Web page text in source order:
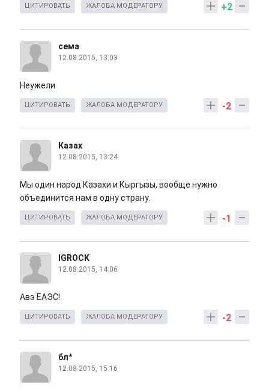
+2
ЦИТИРОВАТЬ ЖАЛОБА МОДЕРАТОРУ
сема
12.08.2015, 13:03
Неужели
-2
ЦИТИРОВАТЬ ЖАЛОБА МОДЕРАТОРУ
Казах
12.08.2015, 13:24
Мы один народ Казахи и Кыргызы, вообще нужно
объединится нам в одну страну.
-1
ЦИТИРОВАТЬ ЖАЛОБА МОДЕРАТОРУ
IGROCK
12.08.2015, 14:06
Авэ ЕАЭС!
-2
ЦИТИРОВАТЬ ЖАЛОБА МОДЕРАТОРУ
бл*
12.08.2015, 15:16